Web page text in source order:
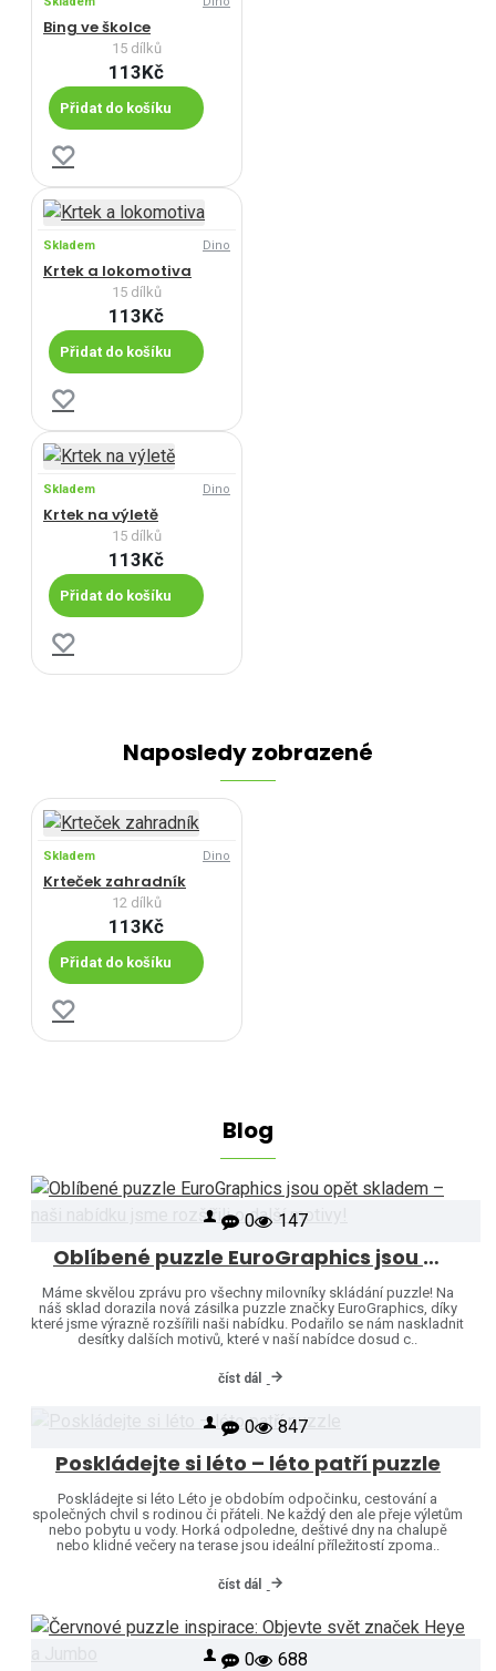
Bing ve školce
15 dílků
113Kč
Přidat do košíku
Skladem Dino
Krtek a lokomotiva
15 dílků
113Kč
Přidat do košíku
Skladem Dino
Krtek na výletě
15 dílků
113Kč
Přidat do košíku
Naposledy zobrazené
Skladem Dino
Krteček zahradník
12 dílků
113Kč
Přidat do košíku
Blog
0 147
Oblíbené puzzle EuroGraphics jsou opět skladem – naši nabídku jsme rozšířili o další motivy!
Máme skvělou zprávu pro všechny milovníky skládání puzzle! Na
náš sklad dorazila nová zásilka puzzle značky EuroGraphics, díky
které jsme výrazně rozšířili naši nabídku. Podařilo se nám naskladnit
desítky dalších motivů, které v naší nabídce dosud c..
číst dál
0 847
Poskládejte si léto – léto patří puzzle
Poskládejte si léto Léto je obdobím odpočinku, cestování a
společných chvil s rodinou či přáteli. Ne každý den ale přeje výletům
nebo pobytu u vody. Horká odpoledne, deštivé dny na chalupě
nebo klidné večery na terase jsou ideální příležitostí zpoma..
číst dál
0 688